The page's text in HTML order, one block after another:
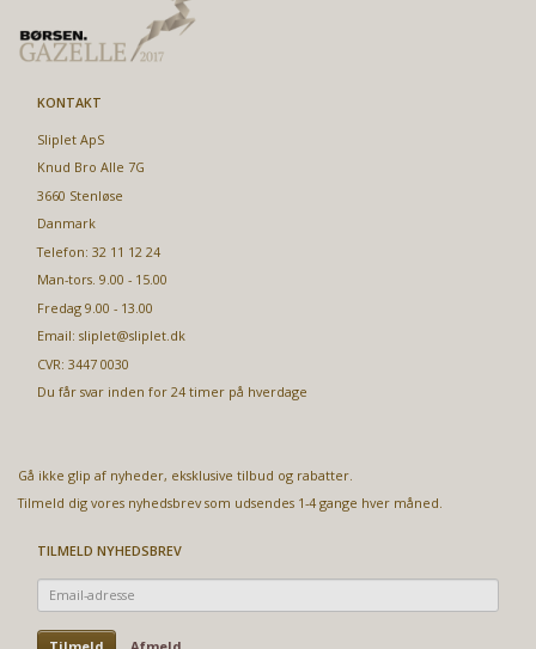
KONTAKT
Sliplet ApS
Knud Bro Alle 7G
3660 Stenløse
Danmark
Telefon: 32 11 12 24
Man-tors. 9.00 - 15.00
Fredag 9.00 - 13.00
Email: sliplet@sliplet.dk
CVR: 3447 0030
Du får svar inden for 24 timer på hverdage
Gå ikke glip af nyheder, eksklusive tilbud og rabatter.
Tilmeld dig vores nyhedsbrev som udsendes 1-4 gange hver måned.
TILMELD NYHEDSBREV
Email-
adresse
Tilmeld Afmeld